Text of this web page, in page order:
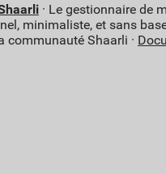
· Le gestionnaire de
minimaliste, et sans
communauté Shaarli ·